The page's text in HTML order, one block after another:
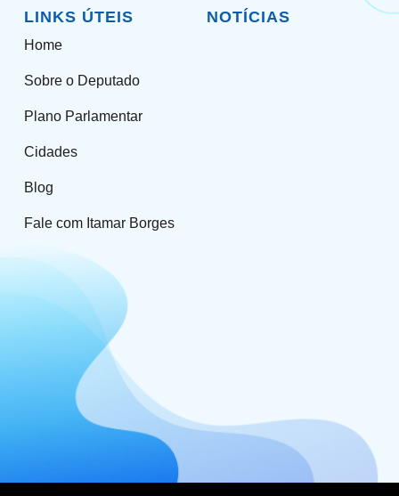
LINKS ÚTEIS
Home
Sobre o Deputado
Plano Parlamentar
Cidades
Blog
Fale com Itamar Borges
NOTÍCIAS